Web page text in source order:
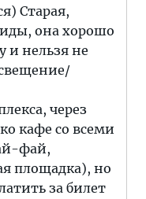
Старая,
она хорошо
и нельзя не
через
кафе со всеми
фай,
площадка), но
за билет